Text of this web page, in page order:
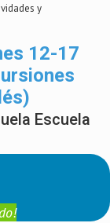
y
12-17
Escuela